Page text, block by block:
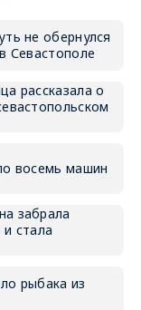
не обернулся
Севастополе
рассказала о
восемь машин
забрала
стала
рыбака из